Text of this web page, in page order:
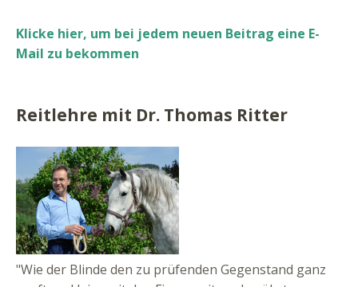
Klicke hier, um bei jedem neuen Beitrag eine E-
Mail zu bekommen
Reitlehre mit Dr. Thomas Ritter
"Wie der Blinde den zu prüfenden Gegenstand ganz